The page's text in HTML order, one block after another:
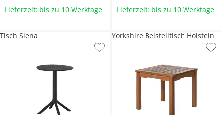
Lieferzeit: bis zu 10 Werktage Lieferzeit: bis zu 10 Werktage
Tisch Siena Yorkshire Beistelltisch Holstein